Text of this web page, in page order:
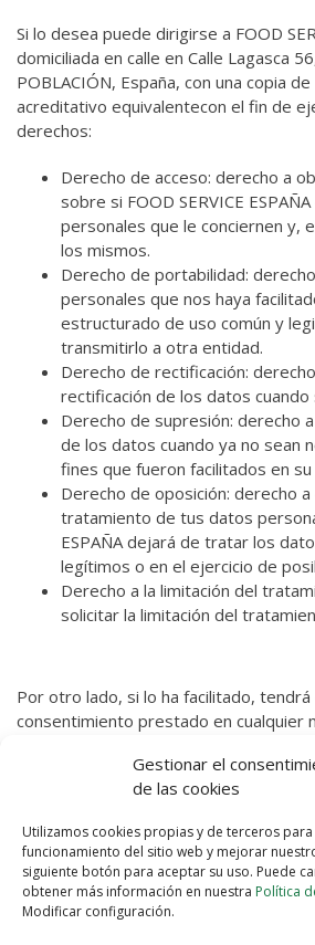
Gestionar el
de las cookies
Utilizamos cookies propias y de terceros
funcionamiento del sitio web y mejorar
siguiente botón para aceptar su uso. Puede
obtener más información en nuestra Política
Modificar configuración.
Si lo desea puede dirigirse a FOOD
domiciliada en calle en Calle Lagasca
POBLACIÓN, España, con una copia
acreditativo equivalentecon el fin de
derechos:
Derecho de acceso: derecho a
sobre si FOOD SERVICE
personales que le conciernen y,
los mismos.
Derecho de portabilidad:
personales que nos haya
estructurado de uso común y
transmitirlo a otra entidad.
Derecho de rectificación:
rectificación de los datos cuando
Derecho de supresión: derecho
de los datos cuando ya no sean
fines que fueron facilitados en
Derecho de oposición: derecho
tratamiento de tus datos
ESPAÑA dejará de tratar los
legítimos o en el ejercicio de
Derecho a la limitación del
solicitar la limitación del
Por otro lado, si lo ha facilitado,
consentimiento prestado en cualquier